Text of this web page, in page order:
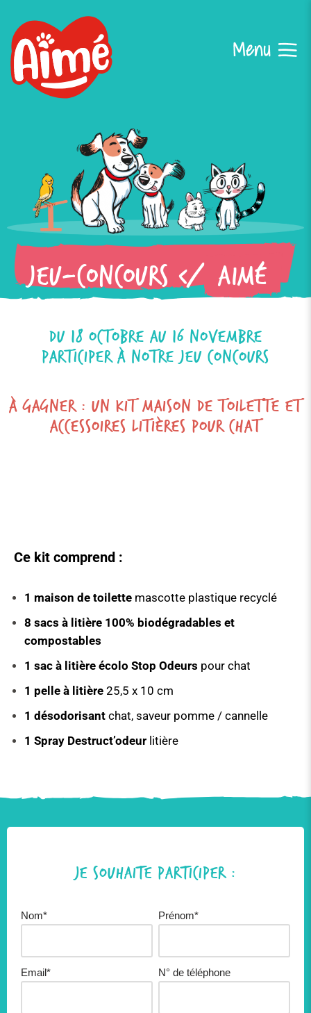
Aller
au
contenu
Jeu-Concours </ Aimé
du 18 octobre au 16 novembre
Participer à notre jeu concours
à gagner : un Kit Maison de Toilette et
Accessoires Litières pour Chat
Ce kit comprend :
1 maison de toilette mascotte plastique recyclé
8 sacs à litière 100% biodégradables et
compostables
1 sac à litière écolo Stop Odeurs pour chat
1 pelle à litière 25,5 x 10 cm
1 désodorisant chat, saveur pomme / cannelle
1 Spray Destruct’odeur litière
Je souhaite participer :
Nom* Prénom*
Email* N° de téléphone